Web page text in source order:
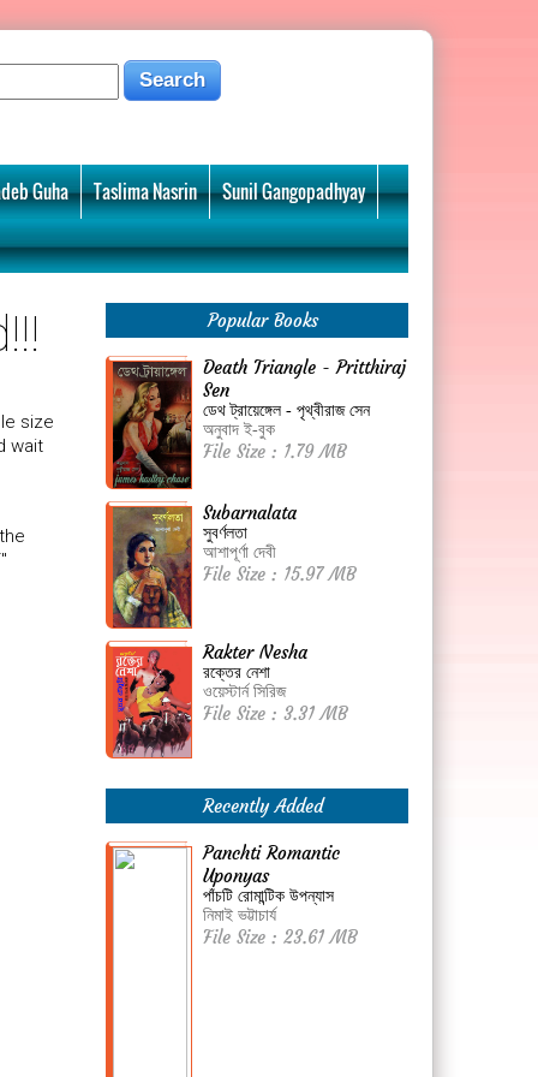
Guha Taslima Nasrin Sunil Gangopadhyay
size
wait
Popular Books
Death Triangle - Pritthiraj
Sen
ডেথ ট্রায়েঙ্গেল - পৃথ্বীরাজ সেন
অনুবাদ ই-বুক
File Size : 1.79 MB
Subarnalata
সুবর্ণলতা
আশাপূর্ণা দেবী
File Size : 15.97 MB
Rakter Nesha
রক্তের নেশা
ওয়েস্টার্ন সিরিজ
File Size : 3.31 MB
Recently Added
Panchti Romantic
Uponyas
পাঁচটি রোমান্টিক উপন্যাস
নিমাই ভট্টাচার্য
File Size : 23.61 MB